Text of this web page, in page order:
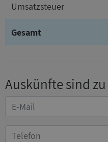
Umsatzsteuer
Gesamt
Auskünfte sind